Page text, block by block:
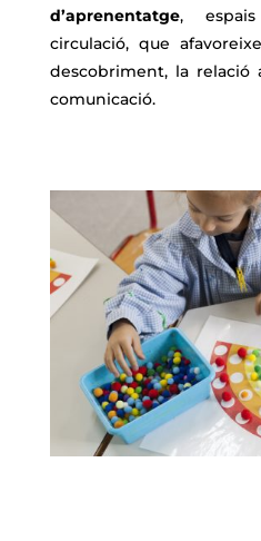
d’aprenentatge,
circulació, que
descobriment, la relació
comunicació.